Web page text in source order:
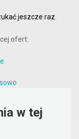
jeszcze raz.
ofert:
w tej